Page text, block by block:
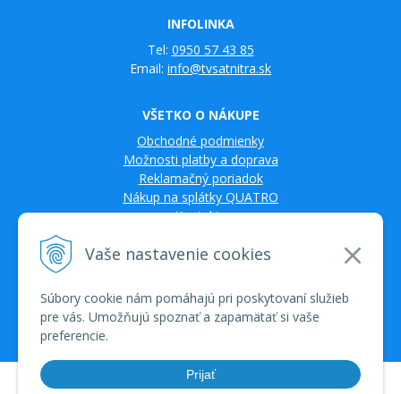
Vaše nastavenie cookies
Súbory cookie nám pomáhajú pri poskytovaní služieb
pre vás. Umožňujú spoznať a zapamätať si vaše
preferencie.
Prijať
INFOLINKA
Tel: 0950 57 43 85
Email: info@tvsatnitra.sk
VŠETKO O NÁKUPE
Obchodné podmienky
Možnosti platby a doprava
Reklamačný poriadok
Nákup na splátky QUATRO
Kontakty
© 2026 TV SAT Multimédiá • tvorba eshopu cez UNIobchod, webhosting